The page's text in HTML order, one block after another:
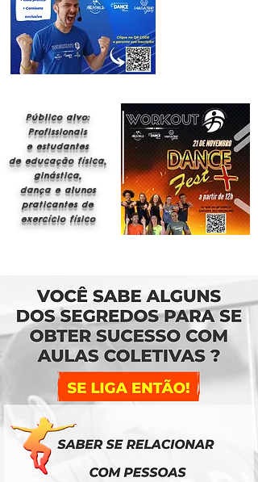
Público alvo:
Profissionais
e estudantes
de educação física,
ginástica,
dança e alunos
praticantes de
exercício físico